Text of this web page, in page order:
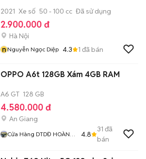
2021 Xe số 50 - 100 cc Đã sử dụng
2.900.000 đ
Hà Nội
nNguyễn Ngọc Diệp 4.3 1 đã bán
OPPO A6t 128GB Xám 4GB RAM
A6 GT 128 GB
4.580.000 đ
An Giang
Cửa Hàng DTDĐ HOÀNG
4.8
31 đã
bán